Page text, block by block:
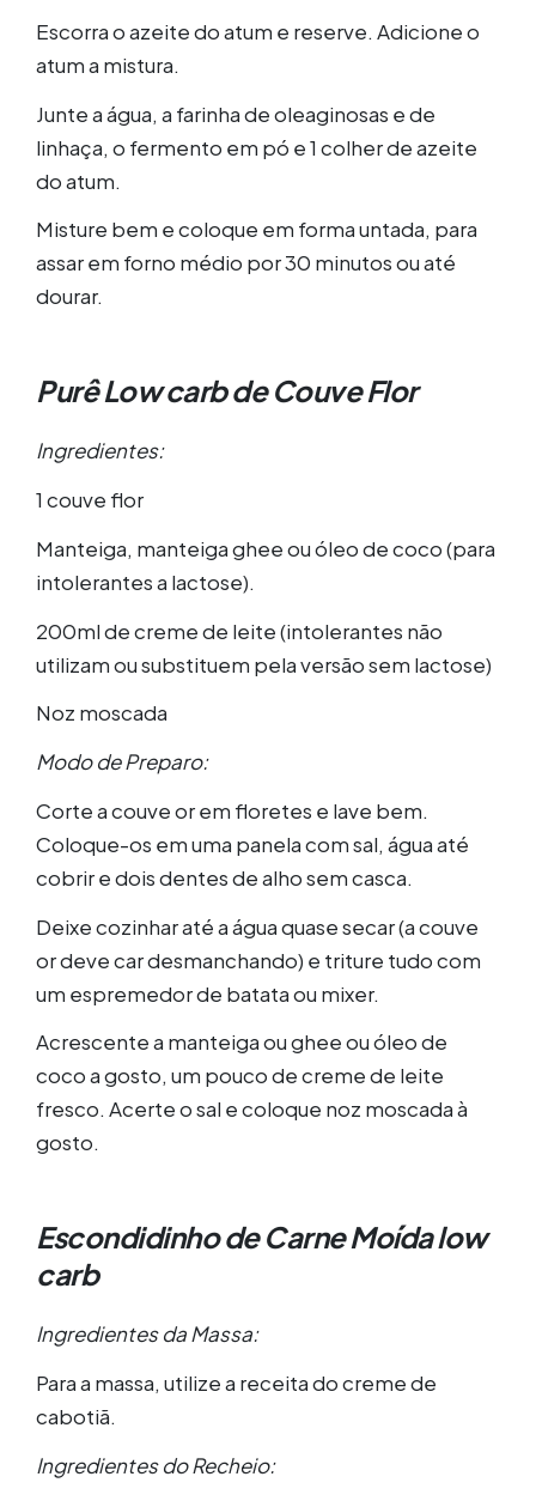
Escorra o azeite do atum e reserve. Adicione o
atum a mistura.
Junte a água, a farinha de oleaginosas e de
linhaça, o fermento em pó e 1 colher de azeite
do atum.
Misture bem e coloque em forma untada, para
assar em forno médio por 30 minutos ou até
dourar.
Purê Low carb de Couve Flor
Ingredientes:
1 couve flor
Manteiga, manteiga ghee ou óleo de coco (para
intolerantes a lactose).
200ml de creme de leite (intolerantes não
utilizam ou substituem pela versão sem lactose)
Noz moscada
Modo de Preparo:
Corte a couve or em floretes e lave bem.
Coloque-os em uma panela com sal, água até
cobrir e dois dentes de alho sem casca.
Deixe cozinhar até a água quase secar (a couve
or deve car desmanchando) e triture tudo com
um espremedor de batata ou mixer.
Acrescente a manteiga ou ghee ou óleo de
coco a gosto, um pouco de creme de leite
fresco. Acerte o sal e coloque noz moscada à
gosto.
Escondidinho de Carne Moída low
carb
Ingredientes da Massa:
Para a massa, utilize a receita do creme de
cabotiã.
Ingredientes do Recheio: